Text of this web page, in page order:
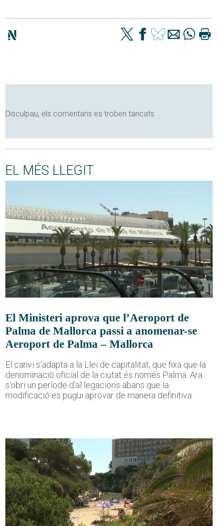
Disculpau, els comentaris es troben tancats
EL MÉS LLEGIT
El Ministeri aprova que l’Aeroport de
Palma de Mallorca passi a anomenar-se
Aeroport de Palma – Mallorca
El canvi s'adapta a la Llei de capitalitat, que fixa que la
denominació oficial de la ciutat és només Palma. Ara
s'obri un període d'al·legacions abans que la
modificació es pugui aprovar de manera definitiva.